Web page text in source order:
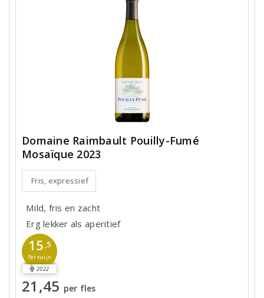
Domaine Raimbault Pouilly-Fumé
Mosaïque 2023
Fris, expressief
Mild, fris en zacht
Erg lekker als aperitief
15 ,5
Perswijn
2022
21,45 per fles